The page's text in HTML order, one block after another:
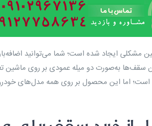
مشکلی ایجاد شده است؛ شما می‌توانید
سقف‌ها به‌صورت دو میله عمودی بر روی ماشین
اما این محصول بر روی همه مدل‌های خودرو